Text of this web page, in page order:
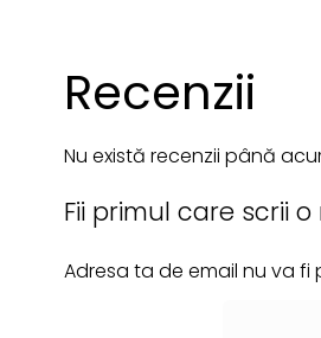
Recenzii
Nu există recenzii până
Fii primul care scrii
Adresa ta de email nu va fi